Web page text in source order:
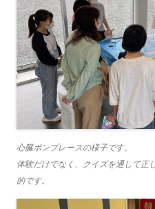
心臓ポンプレースの様子です。
体験だけでなく、クイズを通して正
的です。